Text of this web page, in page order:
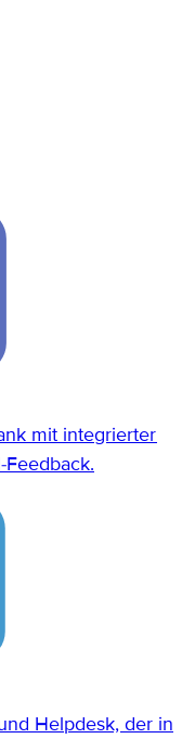
mit integrierter
Helpdesk, der in